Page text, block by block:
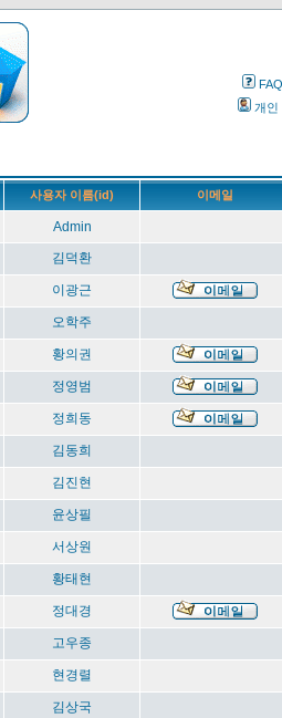
FAQ
개인
사용자 이름(id) 이메일
Admin
김덕환
이광근
오학주
황의권
정영범
정희동
김동희
김진현
윤상필
서상원
황태현
정대경
고우종
현경렬
김상국